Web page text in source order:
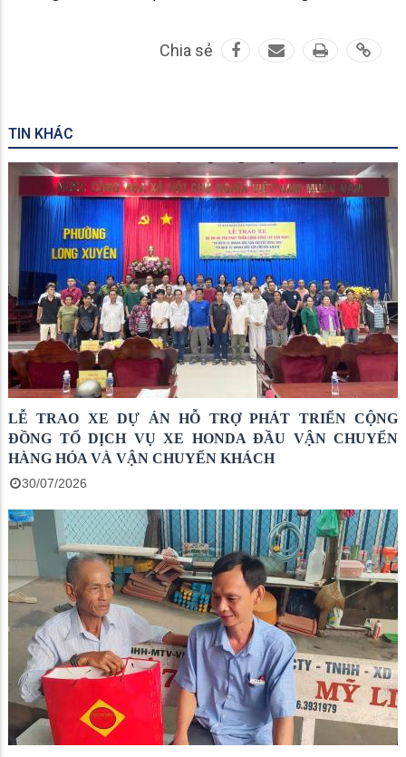
Chia sẻ
TIN KHÁC
LỄ TRAO XE DỰ ÁN HỖ TRỢ PHÁT TRIỂN CỘNG
ĐỒNG TỔ DỊCH VỤ XE HONDA ĐẦU VẬN CHUYỂN
HÀNG HÓA VÀ VẬN CHUYỂN KHÁCH
30/07/2026